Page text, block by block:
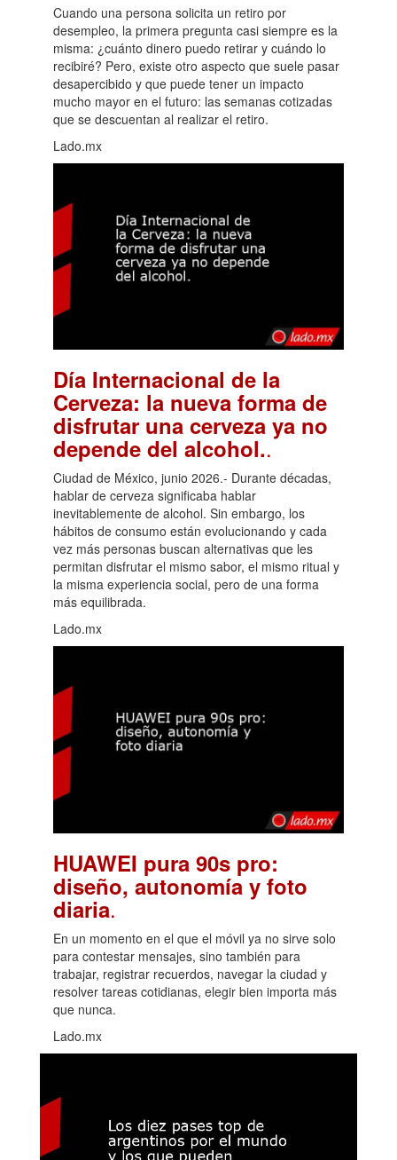
Cuando una persona solicita un retiro por
desempleo, la primera pregunta casi siempre es la
misma: ¿cuánto dinero puedo retirar y cuándo lo
recibiré? Pero, existe otro aspecto que suele pasar
desapercibido y que puede tener un impacto
mucho mayor en el futuro: las semanas cotizadas
que se descuentan al realizar el retiro.
Lado.mx
Día Internacional de la
Cerveza: la nueva forma de
disfrutar una cerveza ya no
depende del alcohol..
Ciudad de México, junio 2026.- Durante décadas,
hablar de cerveza significaba hablar
inevitablemente de alcohol. Sin embargo, los
hábitos de consumo están evolucionando y cada
vez más personas buscan alternativas que les
permitan disfrutar el mismo sabor, el mismo ritual y
la misma experiencia social, pero de una forma
más equilibrada.
Lado.mx
HUAWEI pura 90s pro:
diseño, autonomía y foto
diaria.
En un momento en el que el móvil ya no sirve solo
para contestar mensajes, sino también para
trabajar, registrar recuerdos, navegar la ciudad y
resolver tareas cotidianas, elegir bien importa más
que nunca.
Lado.mx